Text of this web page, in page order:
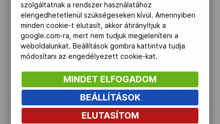
A marokkói program része volt a rabati
magyar nagykövetségen rendezett
fogadás, melyen több afrikai és európai
ország nagykövete, minisztériumi
képviselők, cégvezetők és a sajtó
munkatársai előtt mutatták be a program
vezetői az AEC projektet.
szolgáltatnak a rendszer használatához
elengedhetetlenül szükségeseken kívül. Amennyiben
minden cookie-t elutasít, akkor átirányítjuk a
google.com-ra, mert nem tudjuk megjeleníteni a
weboldalunkat. Beállítások gombra kattintva tudja
módosítani az engedélyezett cookie-kat.
MINDET ELFOGADOM
BEÁLLÍTÁSOK
ELUTASÍTOM